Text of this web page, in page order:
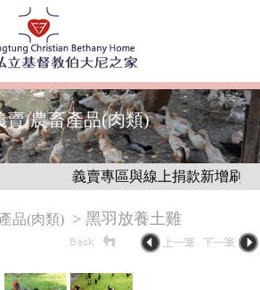
賣/農畜產品(肉類)
義賣專區與線上捐款新增刷卡
品(肉類) > 黑羽放養土雞